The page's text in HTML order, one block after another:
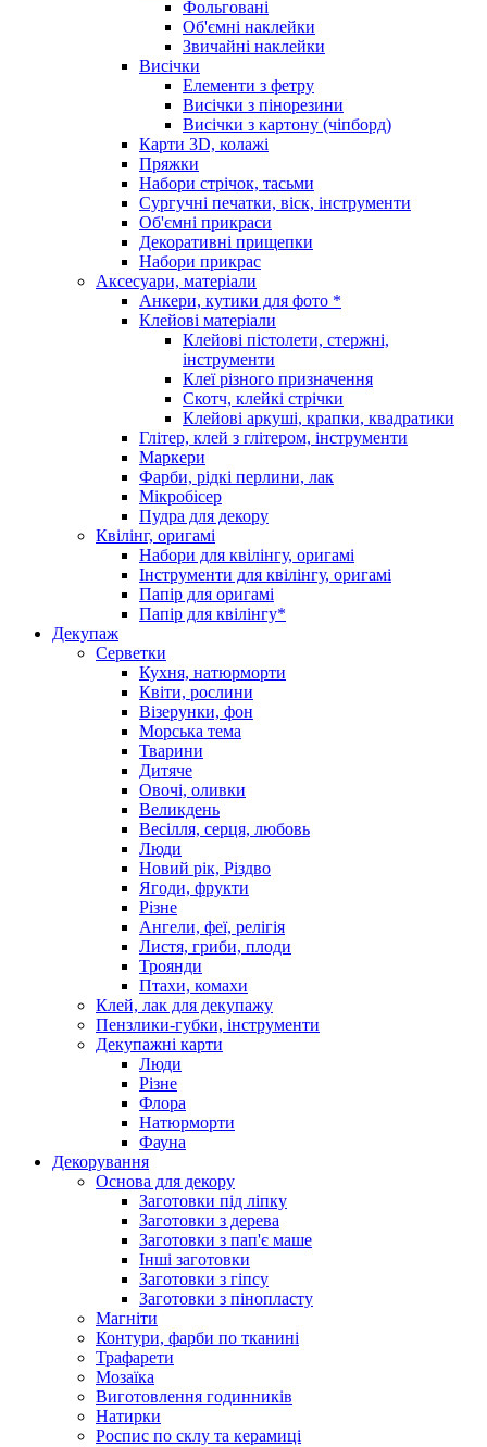
Фольговані
Об'ємні наклейки
Звичайні наклейки
Висічки
Елементи з фетру
Висічки з пінорезини
Висічки з картону (чіпборд)
Карти 3D, колажі
Пряжки
Набори стрічок, тасьми
Сургучні печатки, віск, інструменти
Об'ємні прикраси
Декоративні прищепки
Набори прикрас
Аксесуари, матеріали
Анкери, кутики для фото *
Клейові матеріали
Клейові пістолети, стержні,
інструменти
Клеї різного призначення
Скотч, клейкі стрічки
Клейові аркуші, крапки, квадратики
Глітер, клей з глітером, інструменти
Маркери
Фарби, рідкі перлини, лак
Мікробісер
Пудра для декору
Квілінг, оригамі
Набори для квілінгу, оригамі
Інструменти для квілінгу, оригамі
Папір для оригамі
Папір для квілінгу*
Декупаж
Серветки
Кухня, натюрморти
Квіти, рослини
Візерунки, фон
Морська тема
Тварини
Дитяче
Овочі, оливки
Великдень
Весілля, серця, любовь
Люди
Новий рік, Різдво
Ягоди, фрукти
Різне
Ангели, феї, релігія
Листя, гриби, плоди
Троянди
Птахи, комахи
Клей, лак для декупажу
Пензлики-губки, інструменти
Декупажні карти
Люди
Різне
Флора
Натюрморти
Фауна
Декорування
Основа для декору
Заготовки під ліпку
Заготовки з дерева
Заготовки з пап'є маше
Інші заготовки
Заготовки з гіпсу
Заготовки з пінопласту
Магніти
Контури, фарби по тканині
Трафарети
Мозаїка
Виготовлення годинників
Натирки
Роспис по склу та керамиці